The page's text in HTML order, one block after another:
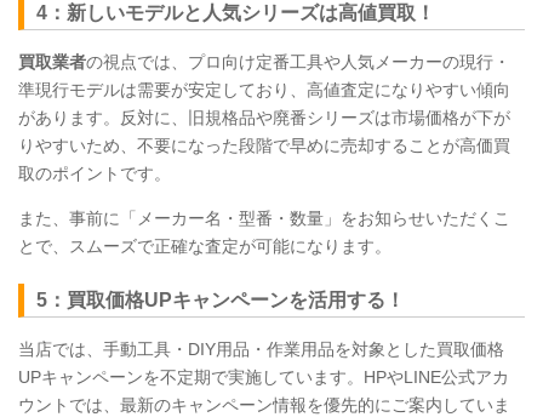
4：新しいモデルと人気シリーズは高値買取！
買取業者の視点では、プロ向け定番工具や人気メーカーの現行・
準現行モデルは需要が安定しており、高値査定になりやすい傾向
があります。反対に、旧規格品や廃番シリーズは市場価格が下が
りやすいため、不要になった段階で早めに売却することが高価買
取のポイントです。
また、事前に「メーカー名・型番・数量」をお知らせいただくこ
とで、スムーズで正確な査定が可能になります。
5：買取価格UPキャンペーンを活用する！
当店では、手動工具・DIY用品・作業用品を対象とした買取価格
UPキャンペーンを不定期で実施しています。HPやLINE公式アカ
ウントでは、最新のキャンペーン情報を優先的にご案内していま